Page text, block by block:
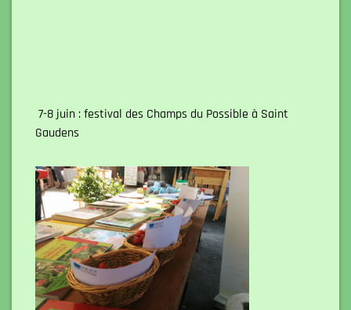
7-8 juin : festival des Champs du Possible à Saint
Gaudens